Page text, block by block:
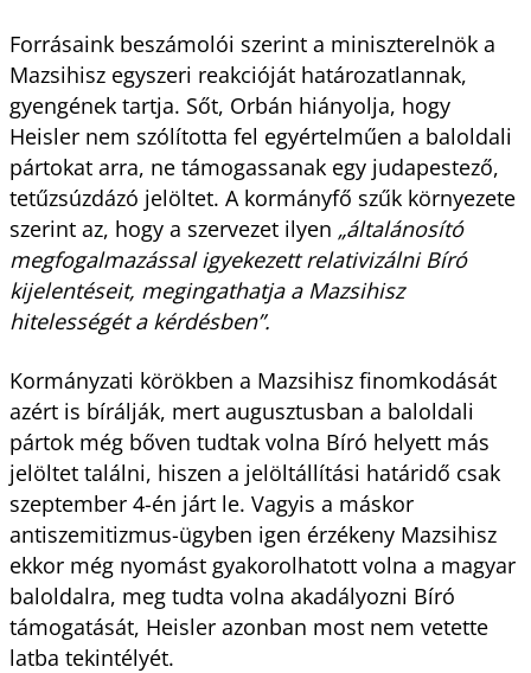
Forrásaink beszámolói szerint a miniszterelnök a
Mazsihisz egyszeri reakcióját határozatlannak,
gyengének tartja. Sőt, Orbán hiányolja, hogy
Heisler nem szólította fel egyértelműen a baloldali
pártokat arra, ne támogassanak egy judapestező,
tetűzsúzdázó jelöltet. A kormányfő szűk környezete
szerint az, hogy a szervezet ilyen „általánosító
megfogalmazással igyekezett relativizálni Bíró
kijelentéseit, megingathatja a Mazsihisz
hitelességét a kérdésben”.
Kormányzati körökben a Mazsihisz finomkodását
azért is bírálják, mert augusztusban a baloldali
pártok még bőven tudtak volna Bíró helyett más
jelöltet találni, hiszen a jelöltállítási határidő csak
szeptember 4-én járt le. Vagyis a máskor
antiszemitizmus-ügyben igen érzékeny Mazsihisz
ekkor még nyomást gyakorolhatott volna a magyar
baloldalra, meg tudta volna akadályozni Bíró
támogatását, Heisler azonban most nem vetette
latba tekintélyét.